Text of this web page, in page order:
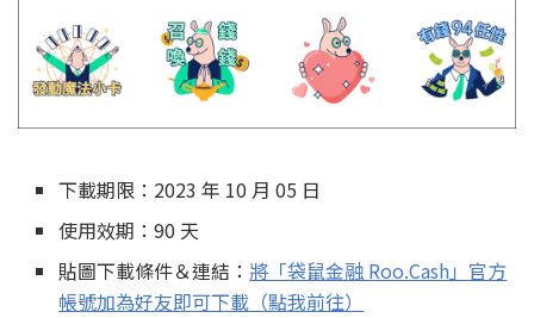
下載期限：2023 年 10 月 05 日
使用效期：90 天
貼圖下載條件＆連結： 將「袋鼠金融 Roo.Cash」官方
帳號加為好友即可下載（點我前往）